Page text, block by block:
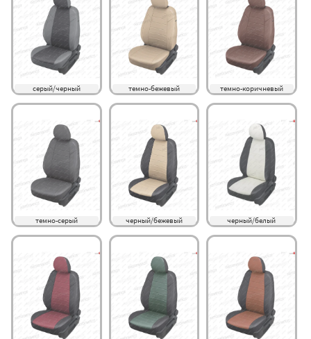
серый/черный темно-бежевый темно-коричневый
темно-серый черный/бежевый черный/белый